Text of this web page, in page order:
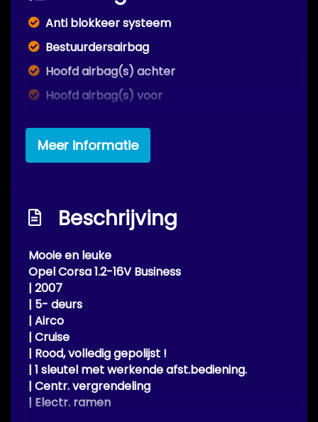
Anti blokkeer systeem
Bestuurdersairbag
Hoofd airbag(s) achter
Hoofd airbag(s) voor
Zij airbag(s) voor
Achterbank in delen neerklapbaar
Airco
Bestuurdersstoel in hoogte verstelbaar
Elektrische ramen voor
Stuur verstelbaar
Meer informatie
Beschrijving
Mooie en leuke
Opel Corsa 1.2-16V Business
| 2007
| 5- deurs
| Airco
| Cruise
| Rood, vollediggepolijst !
| 1 sleutel met werkende afst.bediening.
| Centr. vergrendeling
| Electr. ramen